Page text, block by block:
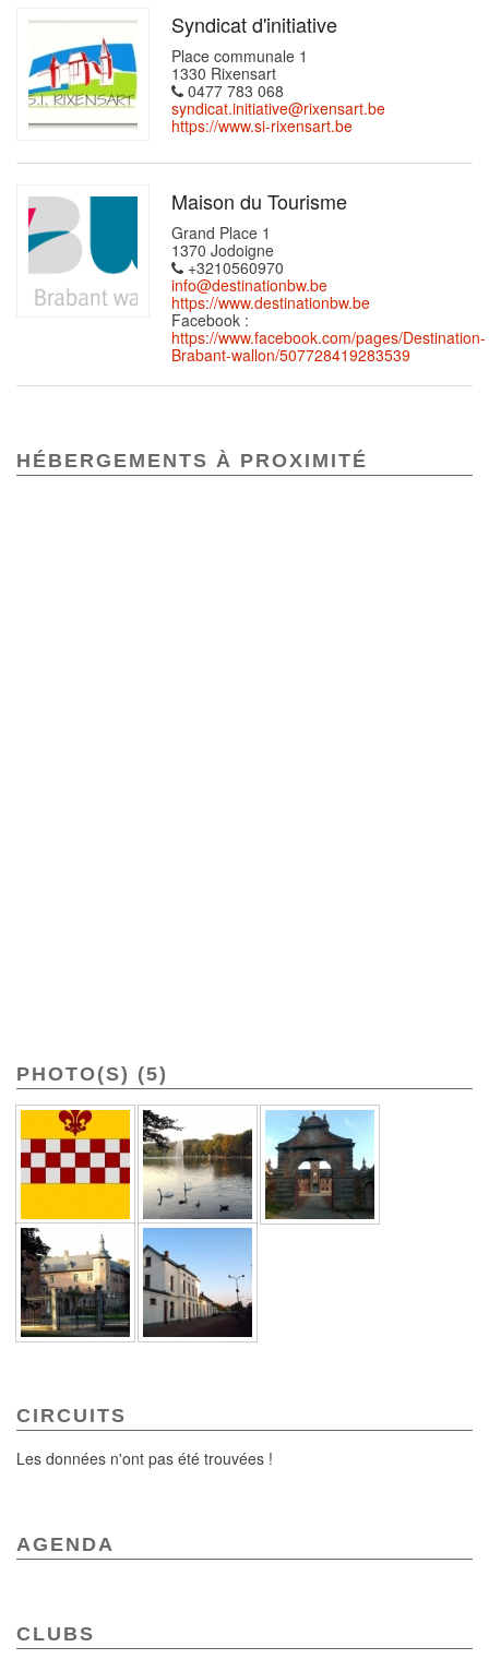
Syndicat d'initiative
Place communale 1
1330 Rixensart
0477 783 068
syndicat.initiative@rixensart.be
https://www.si-rixensart.be
Maison du Tourisme
Grand Place 1
1370 Jodoigne
+3210560970
info@destinationbw.be
https://www.destinationbw.be
Facebook :
https://www.facebook.com/pages/Destination-
Brabant-wallon/507728419283539
HÉBERGEMENTS À PROXIMITÉ
PHOTO(S) (5)
CIRCUITS
Les données n'ont pas été trouvées !
AGENDA
CLUBS